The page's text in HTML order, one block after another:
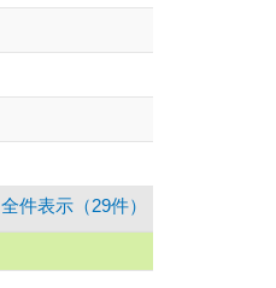
全件表示（29件）